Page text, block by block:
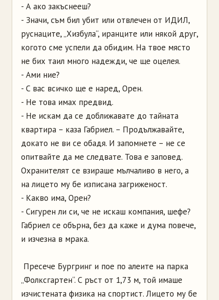
- А ако закъснееш?
- Значи, съм бил убит или отвлечен от ИДИЛ,
руснаците, „Хизбула“, иранците или някой друг,
когото сме успели да обидим. На твое място
не бих таил много надежди, че ще оцелея.
- Ами ние?
- С вас всичко ще е наред, Орен.
- Не това имах предвид.
- Не искам да се доближавате до тайната
квартира – каза Габриел. – Продължавайте,
докато не ви се обадя. И запомнете – не се
опитвайте да ме следвате. Това е заповед.
Охранителят се взираше мълчаливо в него, а
на лицето му бе изписана загриженост.
- Какво има, Орен?
- Сигурен ли си, че не искаш компания, шефе?
Габриел се обърна, без да каже и дума повече,
и изчезна в мрака.
Пресече Бургринг и пое по алеите на парка
„Фолксгартен“. С ръст от 1,73 м, той имаше
изчистената физика на спортист. Лицето му бе